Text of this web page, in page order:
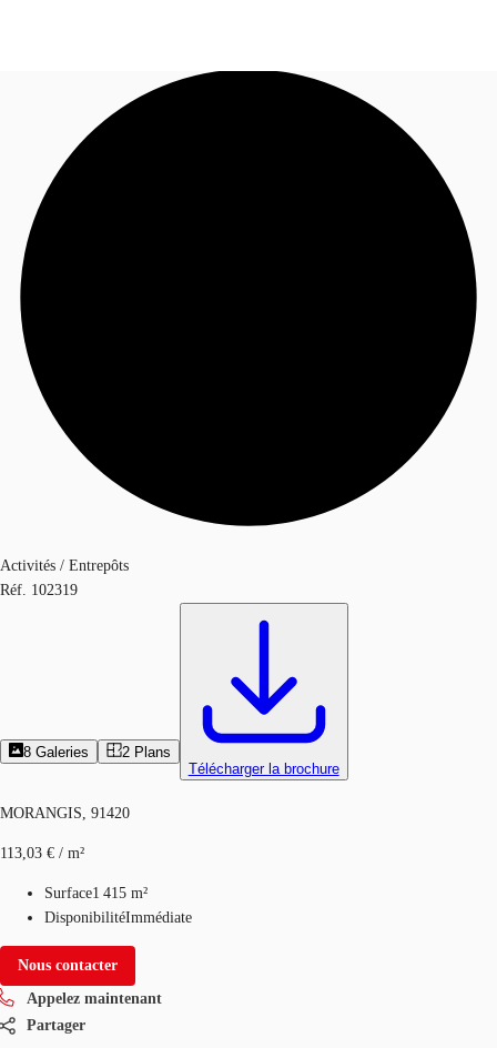
Blog
Données marchés
Appelez maintenant
Activités / Entrepôts
Réf. 102319
8 Galeries 2 Plans
Télécharger la brochure
MORANGIS, 91420
113,03 € / m²
Surface1 415 m²
DisponibilitéImmédiate
Nous contacter
Appelez maintenant
Partager